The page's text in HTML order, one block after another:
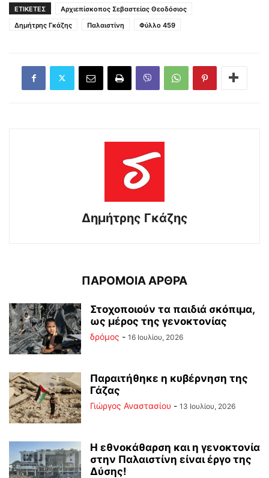
ΕΤΙΚΕΤΕΣ
Αρχιεπίσκοπος Σεβαστείας Θεοδόσιος
Δημήτρης Γκάζης
Παλαιστίνη Φύλλο 459
Δημήτρης Γκάζης
ΠΑΡΟΜΟΙΑ ΑΡΘΡΑ
Στοχοποιούν τα παιδιά σκόπιμα,
ως μέρος της γενοκτονίας
δρόμος - 16 Ιουλίου, 2026
Παραιτήθηκε η κυβέρνηση της
Γάζας
Γιώργος Αναστασίου - 13 Ιουλίου, 2026
Η εθνοκάθαρση και η γενοκτονία
στην Παλαιστίνη είναι έργο της
Δύσης!